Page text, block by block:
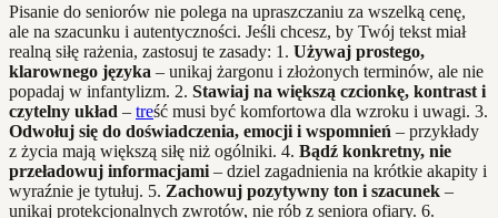
Pisanie do seniorów nie polega na upraszczaniu za wszelką cenę,
ale na szacunku i autentyczności. Jeśli chcesz, by Twój tekst miał
realną siłę rażenia, zastosuj te zasady: 1. Używaj prostego,
klarownego języka – unikaj żargonu i złożonych terminów, ale nie
popadaj w infantylizm. 2. Stawiaj na większą czcionkę, kontrast i
czytelny układ – treść musi być komfortowa dla wzroku i uwagi. 3.
Odwołuj się do doświadczenia, emocji i wspomnień – przykłady
z życia mają większą siłę niż ogólniki. 4. Bądź konkretny, nie
przeładowuj informacjami – dziel zagadnienia na krótkie akapity i
wyraźnie je tytułuj. 5. Zachowuj pozytywny ton i szacunek –
unikaj protekcjonalnych zwrotów, nie rób z seniora ofiary. 6.